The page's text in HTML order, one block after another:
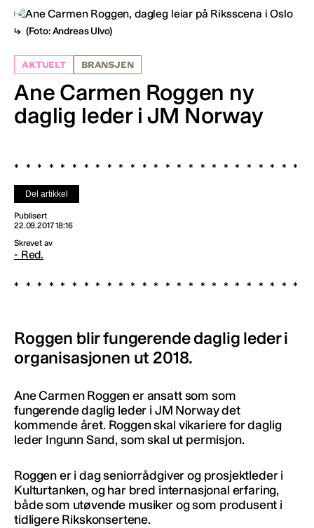
(Foto: Andreas Ulvo)
AKTUELT BRANSJEN
Ane Carmen Roggen ny
daglig leder i JM Norway
Del artikkel
Publisert
22.09.2017 18:16
Skrevet av
- Red.
Roggen blir fungerende daglig leder i
organisasjonen ut 2018.
Ane Carmen Roggen er ansatt som som
fungerende daglig leder i JM Norway det
kommende året. Roggen skal vikariere for daglig
leder Ingunn Sand, som skal ut permisjon.
Roggen er i dag seniorrådgiver og prosjektleder i
Kulturtanken, og har bred internasjonal erfaring,
både som utøvende musiker og som produsent i
tidligere Rikskonsertene.